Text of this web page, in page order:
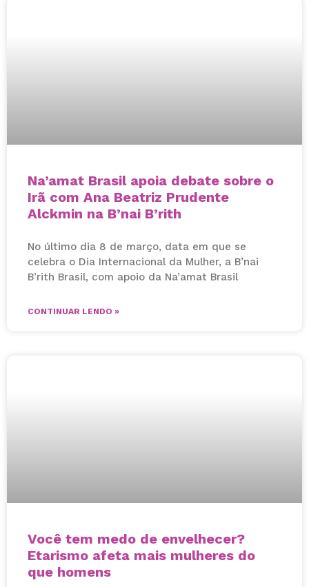
Na’amat Brasil apoia debate sobre o
Irã com Ana Beatriz Prudente
Alckmin na B’nai B’rith
No último dia 8 de março, data em que se
celebra o Dia Internacional da Mulher, a B’nai
B’rith Brasil, com apoio da Na’amat Brasil
CONTINUAR LENDO »
Você tem medo de envelhecer?
Etarismo afeta mais mulheres do
que homens